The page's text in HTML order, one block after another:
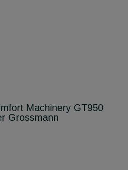
Machinery GT950
Grossmann